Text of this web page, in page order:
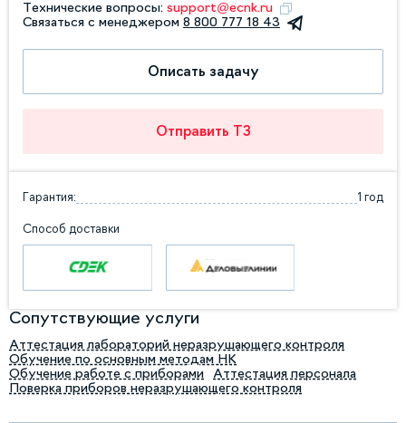
Технические вопросы: support@ecnk.ru
Связаться с менеджером 8 800 777 18 43
Описать задачу
Отправить ТЗ
Гарантия: 1 год
Способ доставки
Сопутствующие услуги
Аттестация лабораторий неразрушающего контроля
Обучение по основным методам НК
Обучение работе с приборами
Аттестация персонала
Поверка приборов неразрушающего контроля